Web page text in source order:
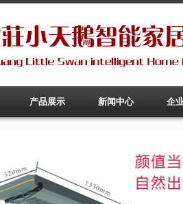
产品展示 新闻中心 企